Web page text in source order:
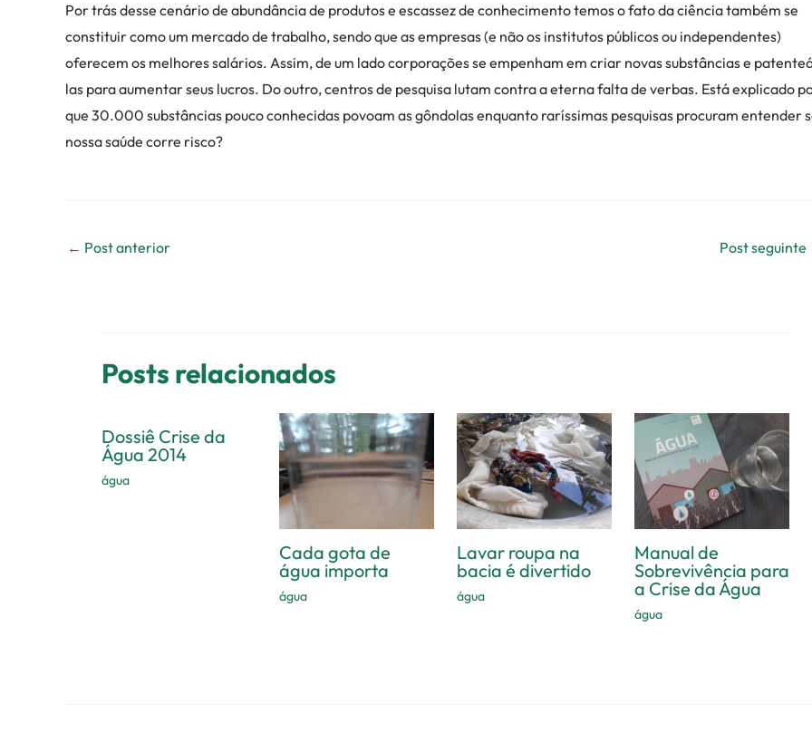
Por trás desse cenário de abundância de produtos e escassez de conhecimento temos o fato da ciência também se
constituir como um mercado de trabalho, sendo que as empresas (e não os institutos públicos ou independentes)
oferecem os melhores salários. Assim, de um lado corporações se empenham em criar novas substâncias e
las para aumentar seus lucros. Do outro, centros de pesquisa lutam contra a eterna falta de verbas. Está explicado
que 30.000 substâncias pouco conhecidas povoam as gôndolas enquanto raríssimas pesquisas procuram entender
nossa saúde corre risco?
← Post anterior Post seguinte
Posts relacionados
Dossiê Crise da
Água 2014
água
Cada gota de
água importa
água
Lavar roupa na
bacia é divertido
água
Manual de
Sobrevivência para
a Crise da Água
água